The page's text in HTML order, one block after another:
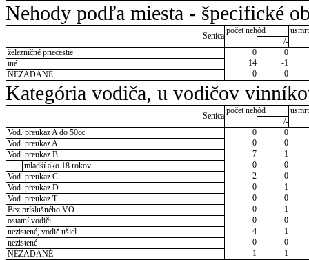
Nehody podľa miesta - špecifické
Senica
počet nehôd
+/-
železničné priecestie
0
0
iné
14
-1
NEZADANÉ
0 0
Kategória vodiča, u vodičov
Senica
počet nehôd
+/-
Vod. preukaz A do 50cc
0
0
Vod. preukaz A
0
0
Vod. preukaz B
7
1
mladší ako 18 rokov
0
0
Vod. preukaz C
2
0
Vod. preukaz D
0
-1
Vod. preukaz T
0
0
Bez príslušného VO
0
-1
ostatní vodiči
0
0
nezistené, vodič ušiel
4
1
nezistené
0
0
NEZADANÉ
1 1